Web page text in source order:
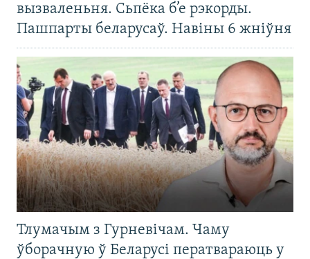
вызваленьня. Сьпёка б’е рэкорды.
Пашпарты беларусаў. Навіны 6 жніўня
Тлумачым з Гурневічам. Чаму
ўборачную ў Беларусі ператвараюць у